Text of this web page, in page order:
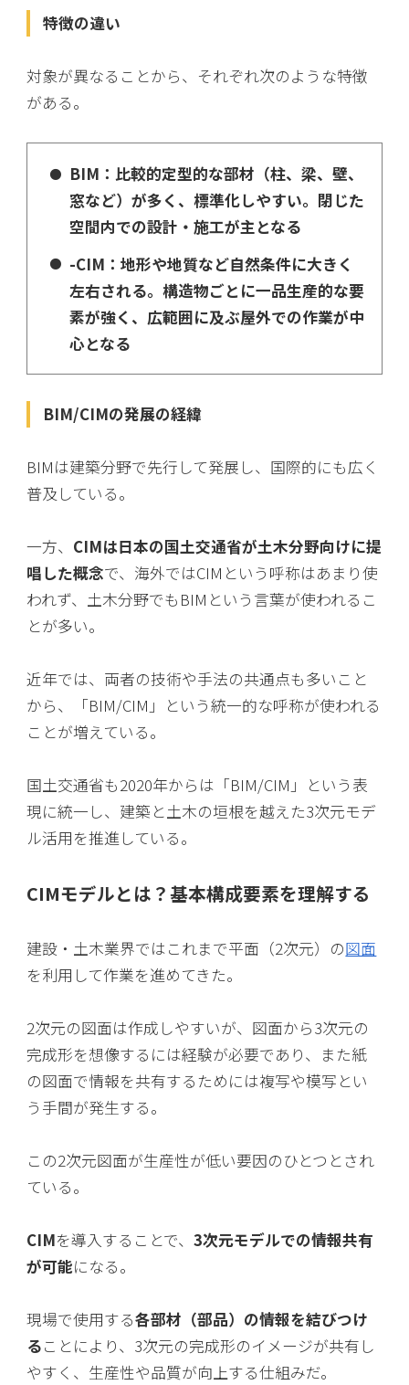
特徴の違い
対象が異なることから、それぞれ次のような特徴
がある。
BIM：比較的定型的な部材（柱、梁、壁、
窓など）が多く、標準化しやすい。閉じた
空間内での設計・施工が主となる
-CIM：地形や地質など自然条件に大きく
左右される。構造物ごとに一品生産的な要
素が強く、広範囲に及ぶ屋外での作業が中
心となる
BIM/CIMの発展の経緯
BIMは建築分野で先行して発展し、国際的にも広く
普及している。
一方、 CIMは日本の国土交通省が土木分野向けに提
唱した概念で、海外ではCIMという呼称はあまり使
われず、土木分野でもBIMという言葉が使われるこ
とが多い。
近年では、両者の技術や手法の共通点も多いこと
から、「BIM/CIM」という統一的な呼称が使われる
ことが増えている。
国土交通省も2020年からは「BIM/CIM」という表
現に統一し、建築と土木の垣根を越えた3次元モデ
ル活用を推進している。
CIMモデルとは？基本構成要素を理解する
建設・土木業界ではこれまで平面（2次元）の図面
を利用して作業を進めてきた。
2次元の図面は作成しやすいが、図面から3次元の
完成形を想像するには経験が必要であり、また紙
の図面で情報を共有するためには複写や模写とい
う手間が発生する。
この2次元図面が生産性が低い要因のひとつとされ
ている。
CIMを導入することで、3次元モデルでの情報共有
が可能になる。
現場で使用する各部材（部品）の情報を結びつけ
ることにより、3次元の完成形のイメージが共有し
やすく、生産性や品質が向上する仕組みだ。